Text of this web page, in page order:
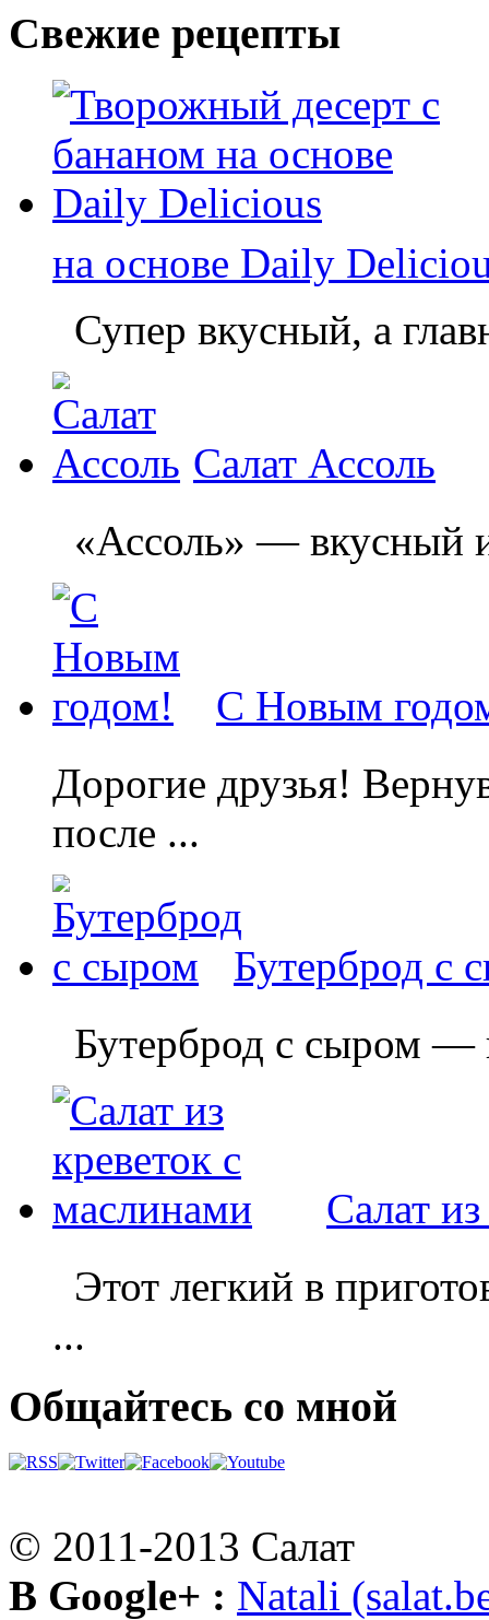
Свежие рецепты
на основе Daily
Супер вкусный, а
Салат Ассоль
«Ассоль» — вкусный и
С Новым
Дорогие друзья!
после ...
Бутерброд с
Бутерброд с сыром —
Салат
Этот легкий в
...
Общайтесь со мной
© 2011-2013 Салат
В Google+ : Natali